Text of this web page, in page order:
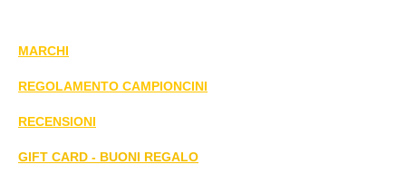
MARCHI
REGOLAMENTO CAMPIONCINI
RECENSIONI
GIFT CARD - BUONI REGALO